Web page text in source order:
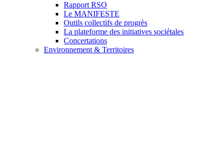
Rapport RSO
Le MANIFESTE
Outils collectifs de progrès
La plateforme des initiatives sociétales
Concertations
Environnement & Territoires